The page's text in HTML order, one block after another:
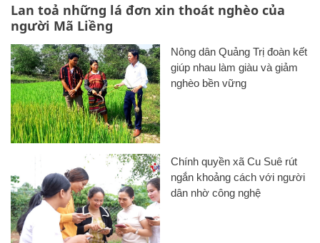
Lan toả những lá đơn xin thoát nghèo của
người Mã Liềng
Nông dân Quảng Trị đoàn kết
giúp nhau làm giàu và giảm
nghèo bền vững
Chính quyền xã Cu Suê rút
ngắn khoảng cách với người
dân nhờ công nghệ